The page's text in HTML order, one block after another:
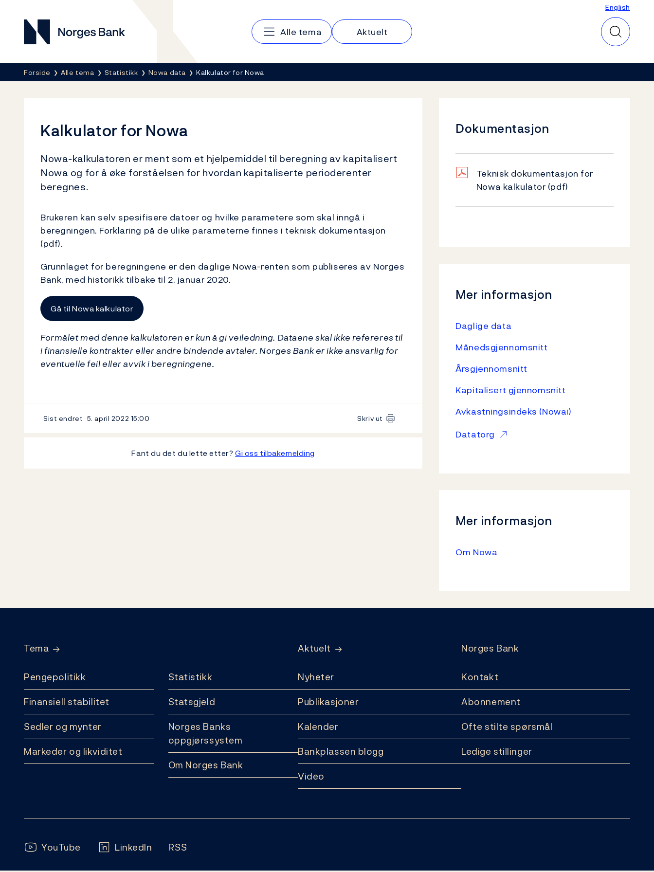
Norges Bank
Hovedmeny
Alle tema Aktuelt
English
English
Her er du nå:
Forside Alle tema Statistikk Nowa data Kalkulator for Nowa
Kalkulator for Nowa
Nowa-kalkulatoren er ment som et hjelpemiddel til beregning av kapitalisert
Nowa og for å øke forståelsen for hvordan kapitaliserte perioderenter
beregnes.
Brukeren kan selv spesifisere datoer og hvilke parametere som skal inngå i
beregningen. Forklaring på de ulike parameterne finnes i teknisk dokumentasjon
(pdf).
Grunnlaget for beregningene er den daglige Nowa-renten som publiseres av Norges
Bank, med historikk tilbake til 2. januar 2020.
Gå til Nowa kalkulator
Formålet med denne kalkulatoren er kun å gi veiledning. Dataene skal ikke refereres til
i finansielle kontrakter eller andre bindende avtaler. Norges Bank er ikke ansvarlig for
eventuelle feil eller avvik i beregningene.
Sist endret 5. april 2022 15:00 Skriv ut
Fant du det du lette etter?Gi oss tilbakemelding
Dokumentasjon
Teknisk dokumentasjon for
Nowa kalkulator (pdf)
Mer informasjon
Daglige data
Månedsgjennomsnitt
Årsgjennomsnitt
Kapitalisert gjennomsnitt
Avkastningsindeks (Nowai)
Datatorg
Mer informasjon
Om Nowa
Tema
Pengepolitikk
Finansiell stabilitet
Sedler og mynter
Markeder og likviditet
Statistikk
Statsgjeld
Norges Banks
oppgjørssystem
Om Norges Bank
Aktuelt
Nyheter
Publikasjoner
Kalender
Bankplassen blogg
Video
Norges Bank
Kontakt
Abonnement
Ofte stilte spørsmål
Ledige stillinger
Følg oss:
YouTube LinkedIn RSS